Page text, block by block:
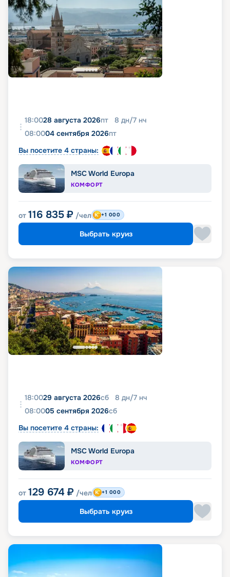
18:0028 августа 2026пт 8 дн/7 нч
08:0004 сентября 2026пт
Вы посетите 4 страны:
MSC World Europa
КОМФОРТ
от 116 835 ₽ /чел +1 000
Выбрать круиз
18:0029 августа 2026сб 8 дн/7 нч
08:0005 сентября 2026сб
Вы посетите 4 страны:
MSC World Europa
КОМФОРТ
от 129 674 ₽ /чел +1 000
Выбрать круиз